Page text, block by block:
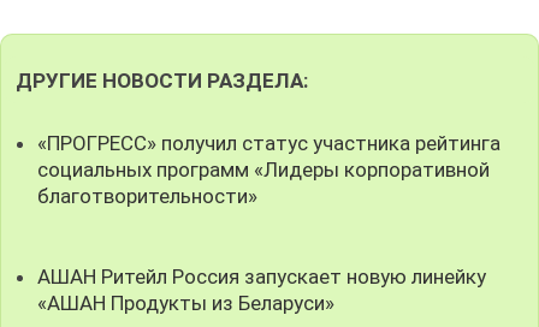
ДРУГИЕ НОВОСТИ РАЗДЕЛА:
«ПРОГРЕСС» получил статус участника рейтинга
социальных программ «Лидеры корпоративной
благотворительности»
АШАН Ритейл Россия запускает новую линейку
«АШАН Продукты из Беларуси»